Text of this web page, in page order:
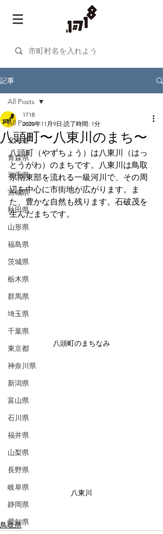
記事
All Posts
北海道
青森県
岩手県
宮城県
秋田県
山形県
福島県
茨城県
栃木県
群馬県
埼玉県
千葉県
東京都
神奈川県
新潟県
富山県
石川県
福井県
山梨県
長野県
岐阜県
静岡県
愛知県
All Posts
八頭町〜八東川のまち〜
1718
2020年11月9日 読了時間: 1分
八頭町（やずちょう）は八東川（はっ
とうがわ）のまちです。八東川は鳥取
県南東部を流れる一級河川で、その周
辺を中心に市街地が広がります。ま
た、豊かな自然も残ります。石破茂を
生んだまちです。
八頭町のまちなみ
八東川
鳥取県